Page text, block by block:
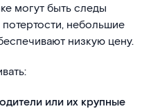
могут быть следы
небольшие
низкую цену.
или их крупные